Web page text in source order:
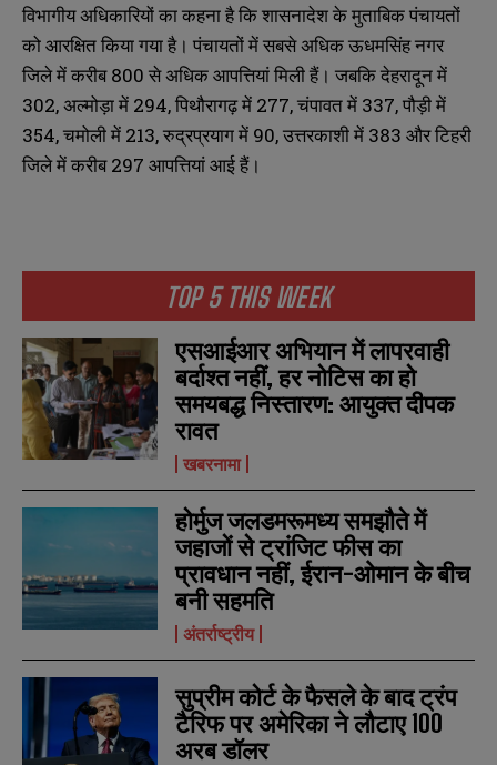
a
m
e
*
E
m
a
m
e
*
E
m
TOP 5 THIS WEEK
एसआईआर अभियान में लापरवाही
बर्दाश्त नहीं, हर नोटिस का हो
समयबद्ध निस्तारण: आयुक्त दीपक
रावत
खबरनामा
होर्मुज जलडमरूमध्य समझौते में
जहाजों से ट्रांजिट फीस का
प्रावधान नहीं, ईरान-ओमान के बीच
बनी सहमति
अंतर्राष्ट्रीय
सुप्रीम कोर्ट के फैसले के बाद ट्रंप
टैरिफ पर अमेरिका ने लौटाए 100
अरब डॉलर
विभागीय अधिकारियों का कहना है कि शासनादेश के मुताबिक पंचायतों
को आरक्षित किया गया है। पंचायतों में सबसे अधिक ऊधमसिंह नगर
जिले में करीब 800 से अधिक आपत्तियां मिली हैं। जबकि देहरादून में
302, अल्मोड़ा में 294, पिथौरागढ़ में 277, चंपावत में 337, पौड़ी में
354, चमोली में 213, रुद्रप्रयाग में 90, उत्तरकाशी में 383 और टिहरी
जिले में करीब 297 आपत्तियां आई हैं।